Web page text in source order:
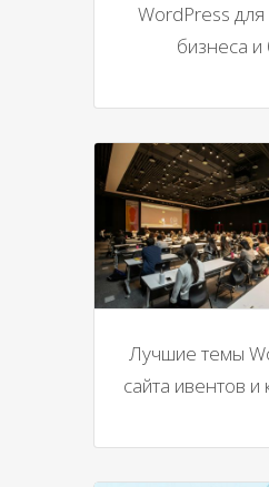
WordPress
бизнеса и
Лучшие темы
сайта ивентов